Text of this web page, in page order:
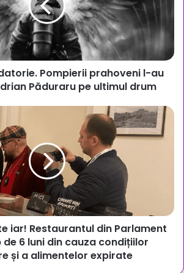
Pompierii prahoveni l-au
Păduraru pe ultimul drum
iar! Restaurantul din Parlament
6 luni din cauza condițiilor
și a alimentelor expirate